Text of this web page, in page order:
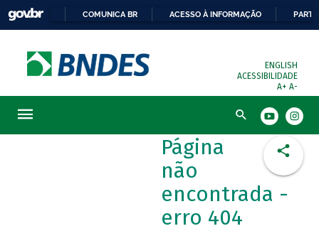
COMUNICA BR ACESSO À INFORMAÇÃO
ENGLISH
ACESSIBILIDADE
A+ A-
Busca
Página
não
encontrada -
erro 404